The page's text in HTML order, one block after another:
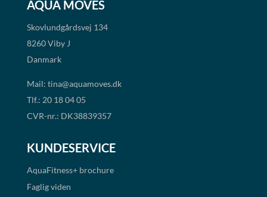
AQUA MOVES
Skovlundgårdsvej 134
8260 Viby J
Danmark
Mail: tina@aquamoves.dk
Tlf.: 20 18 04 05
CVR-nr.: DK38839357
KUNDESERVICE
AquaFitness+ brochure
Faglig viden